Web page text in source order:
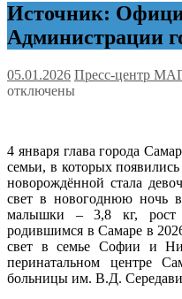
Источник:
Администрации
05.01.2026 Пресс-центр
отключены
4 января глава города
семьи, в которых
новорождённой стала
свет в новогоднюю ночь
малышки – 3,8 кг,
родившимся в Самаре в
свет в семье Софии и
перинатальном центре
больницы им. В.Д.